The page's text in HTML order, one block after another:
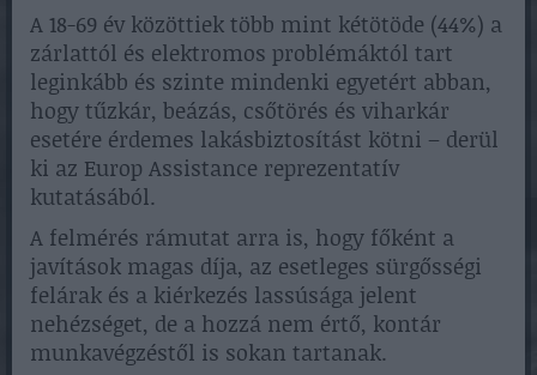
A 18-69 év közöttiek több mint kétötöde (44%) a
zárlattól és elektromos problémáktól tart
leginkább és szinte mindenki egyetért abban,
hogy tűzkár, beázás, csőtörés és viharkár
esetére érdemes lakásbiztosítást kötni – derül
ki az Europ Assistance reprezentatív
kutatásából.
A felmérés rámutat arra is, hogy főként a
javítások magas díja, az esetleges sürgősségi
felárak és a kiérkezés lassúsága jelent
nehézséget, de a hozzá nem értő, kontár
munkavégzéstől is sokan tartanak.